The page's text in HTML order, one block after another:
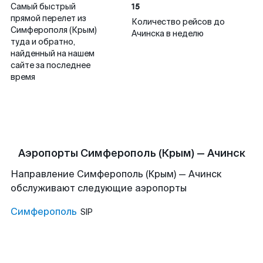
Самый быстрый
прямой перелет из
Симферополя (Крым)
туда и обратно,
найденный на нашем
сайте за последнее
время
15
Количество рейсов до
Ачинска в неделю
Аэропорты Симферополь (Крым) — Ачинск
Направление Симферополь (Крым) — Ачинск
обслуживают следующие аэропорты
Симферополь SIP